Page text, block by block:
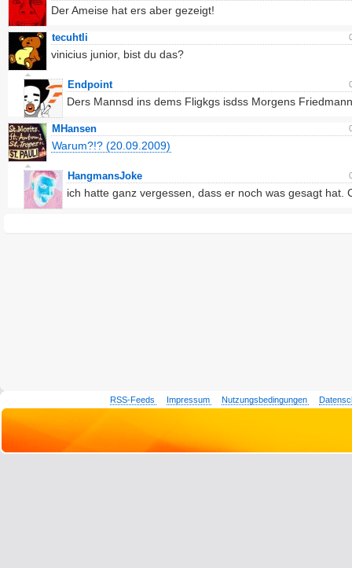
Der Ameise hat ers aber gezeigt!
tecuhtli
vinicius junior, bist du das?
Endpoint
Ders Mannsd ins dems Fligkgs isdss Morgens
MHansen
Warum?!? (20.09.2009)
HangmansJoke
ich hatte ganz vergessen, dass er noch was gesagt hat.
RSS-Feeds Impressum Nutzungsbedingungen